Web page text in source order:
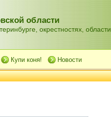
области
окрестностях, области
Купи коня! Новости